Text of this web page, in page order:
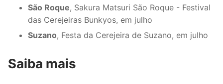
São Roque, Sakura Matsuri São Roque - Festival
das Cerejeiras Bunkyos, em julho
Suzano, Festa da Cerejeira de Suzano, em julho
Saiba mais